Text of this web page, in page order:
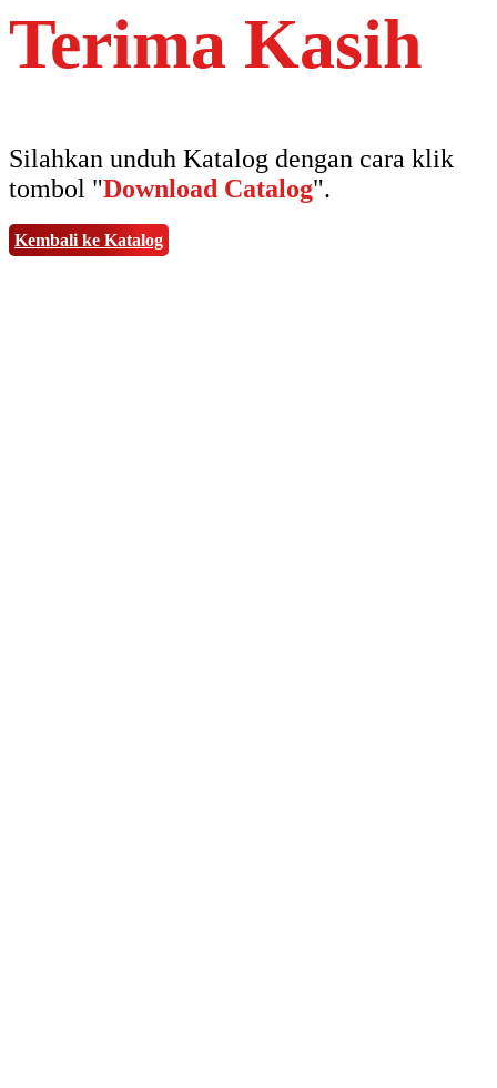
Terima Kasih
Silahkan unduh Katalog dengan cara klik
tombol "Download Catalog".
Kembali ke Katalog